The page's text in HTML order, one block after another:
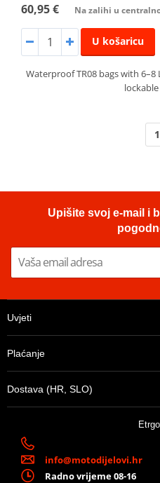
60,95 € Na zalihi u
U košaricu
Waterproof TR08 bags with
1
Upišite svoj e-mail i
Uvjeti
Plaćanje
Dostava (HR, SLO)
info@motodijelovi.hr
Radno vrijeme 08-16